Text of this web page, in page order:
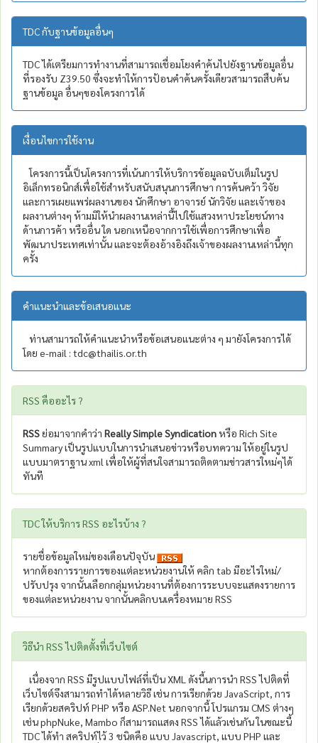
TDC กับฐานข้อมูลอื่นๆ
TDC ได้เตรียมการทำงานที่สามารถเชื่อมโยงคำค้นไปยังฐานข้อมูลอื่น
ที่รองรับ Z39.50 ซึ่งจะทำให้การป้อนคำค้นครั้งเดียวสามารถสืบค้น
ฐานข้อมูล อื่นๆของโครงการได้
เงื่อนไขการใช้งาน
โครงการนี้เป็นโครงการที่เน้นการให้บริการข้อมูลฉบับเต็มในรูป
อิเล็กทรอนิกส์เพื่อใช้สำหรับสนับสนุนการศึกษา การค้นคว้า วิจัย
และการเผยแพร่ผลงานของ นักศึกษา อาจารย์ นักวิจัย และเจ้าของ
ผลงานต่างๆ ห้ามมิให้นำผลงานเหล่านี้ไปใช้แสวงหาประโยชน์ทาง
ด้านการค้า หรืออื่น ใด นอกเหนือจากการใช้เพื่อการศึกษาเพื่อ
พัฒนาประเทศเท่านั้น และจะต้องอ้างอิงถึงเจ้าของผลงานเหล่านี้ทุก
ครั้ง
คำแนะนำและข้อเสนอแนะ
ท่านสามารถให้คำแนะนำหรือข้อเสนอแนะต่าง ๆ มายังโครงการได้
โดย e-mail : tdc@thailis.or.th
RSS คืออะไร ?
RSSย่อมาจากคำว่า Really Simple Syndicationหรือ Rich Site
Summary เป็นรูปแบบในการนำเสนอข่าวหรือบทความ ให้อยู่ในรูป
แบบมาตราฐาน xml เพื่อให้ผู้ที่สนใจสามารถติดตามข่าวสารใหม่ๆได้
ทันที
TDC ให้บริการ RSS อะไรบ้าง ?
รายชื่อข้อมูลใหม่ของเดือนปัจุบัน
หากต้องการรายการของแต่ละหน่วยงานให้ คลิก tab มีอะไรใหม่/
ปรับปรุง จากนั้นเลือกกลุ่มหน่วยงานที่ต้องการระบบจะแสดงรายการ
ของแต่ละหน่วยงาน จากนั้นคลิกบนเครื่องหมาย RSS
วิธีนำ RSS ไปติดตั้งที่เว็บไซต์
เนื่องจาก RSS มีรูปแบบไฟล์ที่เป็น XML ดังนี้นการนำ RSS ไปติดที่
เว็บไซต์จึงสามารถทำได้หลายวิธี เช่น การเรียกด้วย JavaScript, การ
เรียกด้วยสคริปท์ PHP หรือ ASP.Net นอกจากนี้ โปรแกรม CMS ต่างๆ
เช่น phpNuke, Mambo ก็สามารถแสดง RSS ได้แล้วเช่นกัน ในขณะนี้
TDC ได้ทำ สคริปท์ไว้ 3 ชนิดคือ แบบ Javascript, แบบ PHP และ